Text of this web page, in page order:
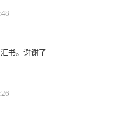
书。谢谢了